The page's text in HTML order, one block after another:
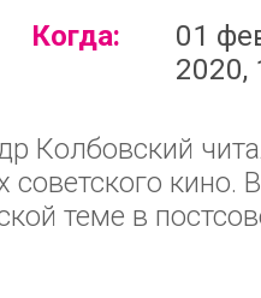
Когда:
01
2020,
Колбовский
кино.
теме в